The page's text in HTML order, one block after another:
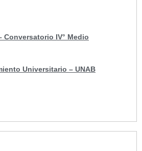
Conversatorio IV° Medio
Universitario – UNAB